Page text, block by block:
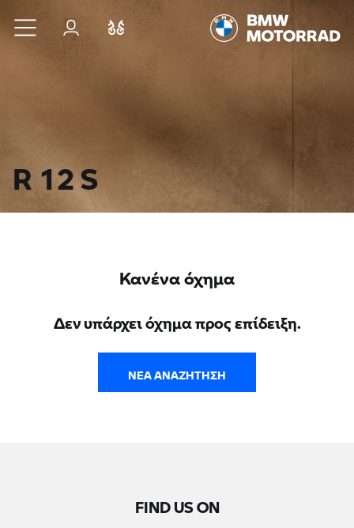
Μετάβαση στο κύριο περιεχόμενο
Σύνδεση
R 12 S
Κανένα όχημα
Δεν υπάρχει όχημα προς επίδειξη.
ΝΈΑ ΑΝΑΖΉΤΗΣΗ
FIND US ON